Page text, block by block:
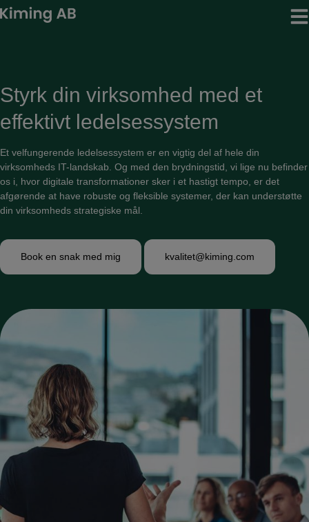
Hop
til
Styrk din virksomhed med et
effektivt ledelsessystem
Et velfungerende ledelsessystem er en vigtig del af hele din
virksomheds IT-landskab. Og med den brydningstid, vi lige nu befinder
os i, hvor digitale transformationer sker i et hastigt tempo, er det
afgørende at have robuste og fleksible systemer, der kan understøtte
din virksomheds strategiske mål.
Book en snak med mig kvalitet@kiming.com